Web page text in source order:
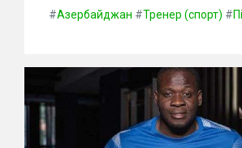
#Азербайджан #Тренер (спорт) #